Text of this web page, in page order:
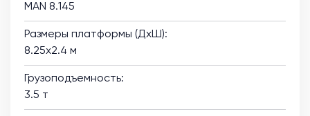
MAN 8.145
Размеры платформы (ДхШ):
8.25х2.4 м
Грузоподъемность:
3.5 т